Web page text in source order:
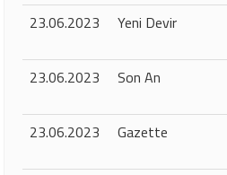
23.06.2023
Yeni Devir
23.06.2023
Son An
23.06.2023
Gazette